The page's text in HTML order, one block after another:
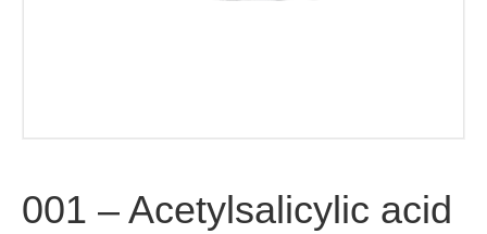
001 – Acetylsalicylic acid